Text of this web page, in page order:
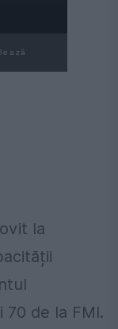
la
de la FMI.